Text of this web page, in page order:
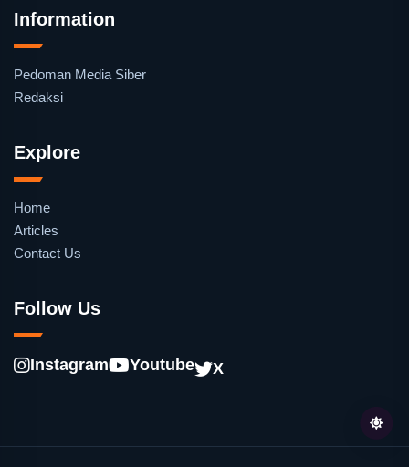
Information
Pedoman Media Siber
Redaksi
Explore
Home
Articles
Contact Us
Follow Us
Instagram Youtube X